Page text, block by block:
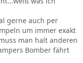
gerne auch per
um immer exakt
man halt anderen
Bomber fährt